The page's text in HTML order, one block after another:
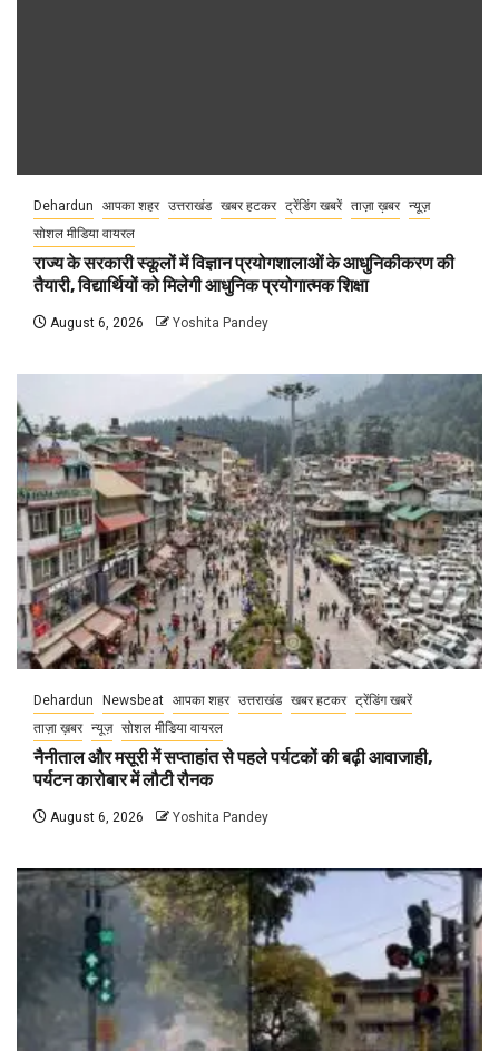
Dehardun आपका शहर उत्तराखंड खबर हटकर ट्रेंडिंग खबरें ताज़ा ख़बर न्यूज़
सोशल मीडिया वायरल
राज्य के सरकारी स्कूलों में विज्ञान प्रयोगशालाओं के आधुनिकीकरण की
तैयारी, विद्यार्थियों को मिलेगी आधुनिक प्रयोगात्मक शिक्षा
August 6, 2026 Yoshita Pandey
Dehardun Newsbeat आपका शहर उत्तराखंड खबर हटकर ट्रेंडिंग खबरें
ताज़ा ख़बर न्यूज़ सोशल मीडिया वायरल
नैनीताल और मसूरी में सप्ताहांत से पहले पर्यटकों की बढ़ी आवाजाही,
पर्यटन कारोबार में लौटी रौनक
August 6, 2026 Yoshita Pandey